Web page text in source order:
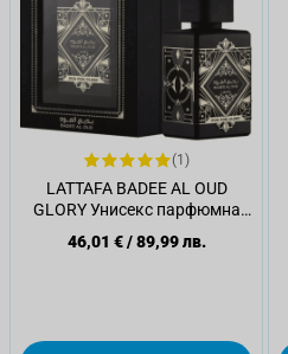
(1)
LATTAFA BADEE AL OUD
GLORY Унисекс парфюмна
вода, 100мл
46,01 €/89,99 лв.